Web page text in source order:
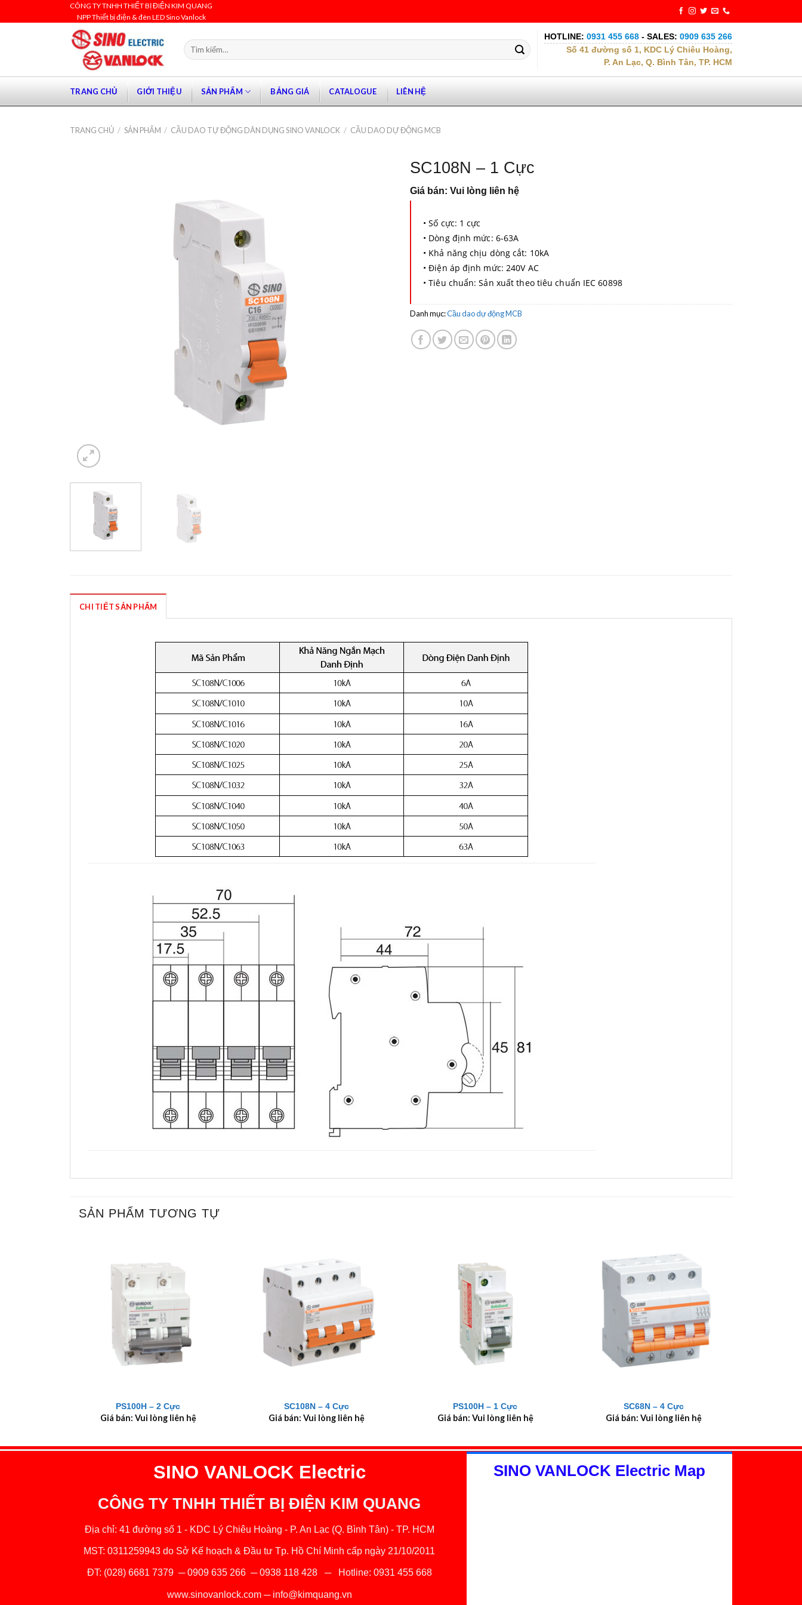
to
CÔNG TY TNHH THIẾT BỊ ĐIỆN KIM QUANG
NPP Thiết bị điện & đèn LED Sino Vanlock
Tìm
kiếm:
HOTLINE: 0931 455 668 - SALES: 0909 635 266
Số 41 đường số 1, KDC Lý Chiêu Hoàng,
P. An Lạc, Q. Bình Tân, TP. HCM
TRANG CHỦ GIỚI THIỆU SẢN PHẨM BẢNG GIÁ CATALOGUE LIÊN HỆ
TRANG CHỦ / SẢN PHẨM / CẦU DAO TỰ ĐỘNG DÂN DỤNG SINO VANLOCK / CẦU DAO DỰ ĐỘNG MCB
SC108N – 1 Cực
Giá bán: Vui lòng liên hệ
• Số cực: 1 cực
• Dòng định mức: 6-63A
• Khả năng chịu dòng cắt: 10kA
• Điện áp định mức: 240V AC
• ​Tiêu chuẩn: Sản xuất theo tiêu chuẩn IEC 60898
Danh mục:Cầu dao dự động MCB
CHI TIẾT SẢN PHẨM
SẢN PHẨM TƯƠNG TỰ
PS100H – 2 Cực
Giá bán: Vui lòng liên hệ
SC108N – 4 Cực
Giá bán: Vui lòng liên hệ
PS100H – 1 Cực
Giá bán: Vui lòng liên hệ
SC68N – 4 Cực
Giá bán: Vui lòng liên hệ
SINO VANLOCK Electric
CÔNG TY TNHH THIẾT BỊ ĐIỆN KIM QUANG
Địa chỉ: 41 đường số 1 - KDC Lý Chiêu Hoàng - P. An Lạc (Q. Bình Tân) - TP. HCM
MST: 0311259943 do Sở Kế hoạch & Đầu tư Tp. Hồ Chí Minh cấp ngày 21/10/2011
ĐT: (028) 6681 7379 ─0909 635 266─0938 118 428─ Hotline: 0931 455 668
www.sinovanlock.com─ info@kimquang.vn
SINO VANLOCK Electric Map